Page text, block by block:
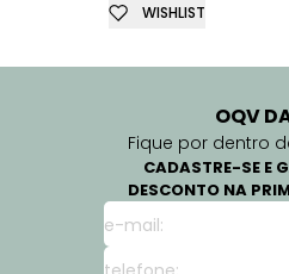
WISHLIST
OQV
Fique por dentro
CADASTRE-SE E
DESCONTO NA